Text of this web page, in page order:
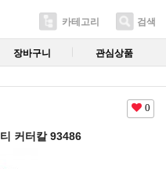
카테고리 검색
장바구니 관심상품
0
커터칼 93486